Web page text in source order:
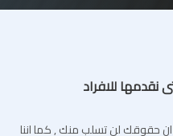
نقدمها للافراد
حقوقك لن تسلب منك , كما اننا